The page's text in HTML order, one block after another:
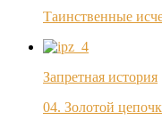
Таинственные
Запретная история
04. Золотой